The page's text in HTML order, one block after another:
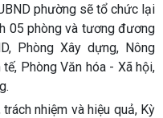
phường sẽ tổ chức lại
05 phòng và tương đương
Phòng Xây dựng, Nông
Phòng Văn hóa - Xã hội,
nhiệm và hiệu quả, Kỳ